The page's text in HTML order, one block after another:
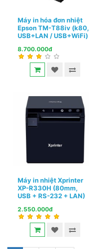
Máy in hóa đơn nhiệt
Epson TM-T88iv (k80,
USB+LAN / USB+WiFi)
8.700.000đ
Máy in nhiệt Xprinter
XP-R330H (80mm,
USB + RS-232 + LAN)
2.550.000đ